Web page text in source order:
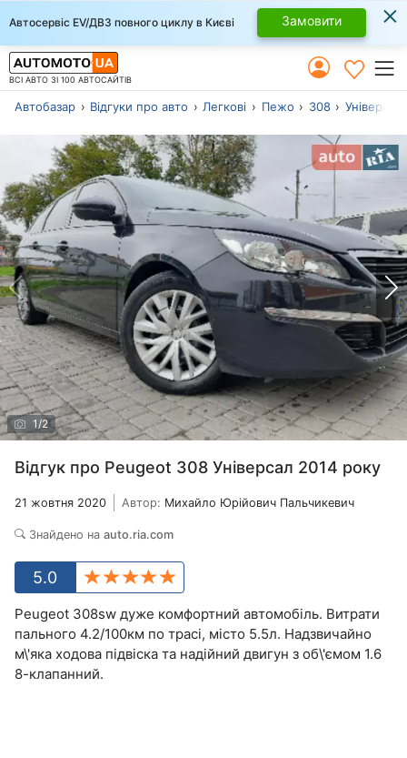
Автосервіс EV/ДВЗ повного циклу в Києві Замовити ×
ВСІ АВТО ЗІ 100 АВТОСАЙТІВ
Автобазар Відгуки про авто Легкові Пежо 308 Універсал
1 /2
Відгук про Peugeot 308 Універсал 2014 року
21 жовтня 2020 Автор: Михайло Юрійович Пальчикевич
Знайдено на auto.ria.com
5.0
Peugeot 308sw дуже комфортний автомобіль. Витрати
пального 4.2/100км по трасі, місто 5.5л. Надзвичайно
м\'яка ходова підвіска та надійний двигун з об\'ємом 1.6
8-клапанний.